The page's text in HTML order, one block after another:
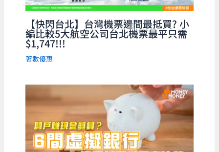
【快閃台北】台灣機票邊間最抵買? 小
編比較5大航空公司台北機票最平只需
$1,747!!!
著數優惠